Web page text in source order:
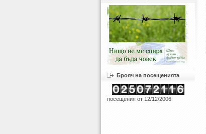
Брояч на посещенията
посещения от 12/12/2006